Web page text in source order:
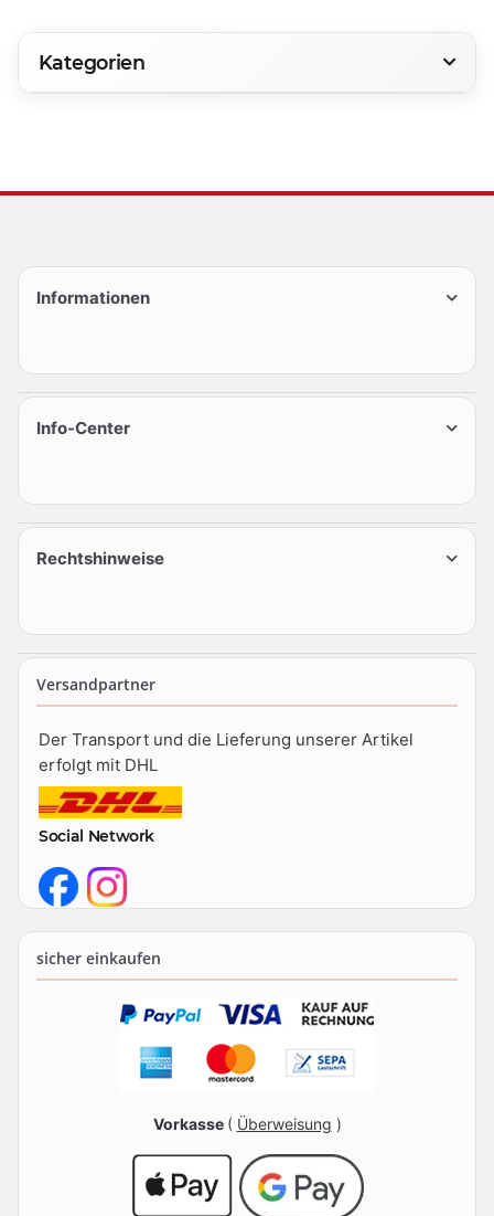
Kategorien
Informationen
Info-Center
Rechtshinweise
Versandpartner
Der Transport und die Lieferung unserer Artikel
erfolgt mit DHL
Social Network
sicher einkaufen
Vorkasse ( Überweisung )